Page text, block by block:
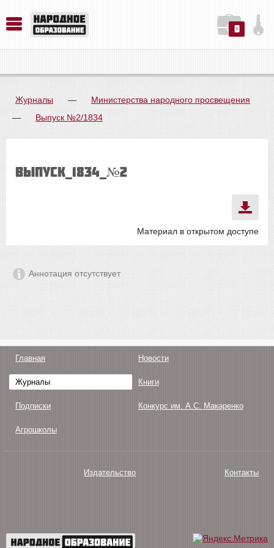
0
Журналы —
Министерства народного просвещения
—
Выпуск №2/1834
выпуск_1834_№2
Материал в открытом доступе
Аннотация отсутствует
Главная Новости
Журналы Книги
Подписки Конкурс им. А.С. Макаренко
Агрошколы
Издательство Контакты